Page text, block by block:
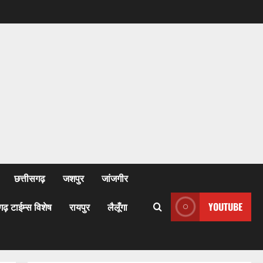
छत्तीसगढ़ जशपुर जांजगीर
टाईम्स विशेष रायपुर लैलूँगा YOUTUBE